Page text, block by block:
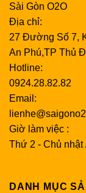
Sài Gòn O2O
Địa chỉ:
27 Đường Số 7,
An Phú,TP Thủ
Hotline:
0924.28.82.82
Email:
Giờ làm việc :
Thứ 2 - Chủ nhật
DANH MỤC